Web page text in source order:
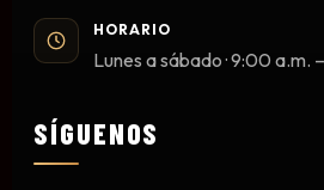
Herramientas y Accesorios
Máquinas de Pedicura
HORARIO
Lunes a sábado · 9:00 a.m.
SÍGUENOS